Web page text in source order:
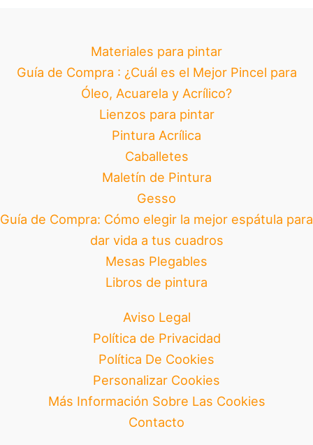
Materiales para pintar
Guía de Compra : ¿Cuál es el Mejor Pincel para
Óleo, Acuarela y Acrílico?
Lienzos para pintar
Pintura Acrílica
Caballetes
Maletín de Pintura
Gesso
Guía de Compra: Cómo elegir la mejor espátula para
dar vida a tus cuadros
Mesas Plegables
Libros de pintura
Aviso Legal
Política de Privacidad
Política De Cookies
Personalizar Cookies
Más Información Sobre Las Cookies
Contacto